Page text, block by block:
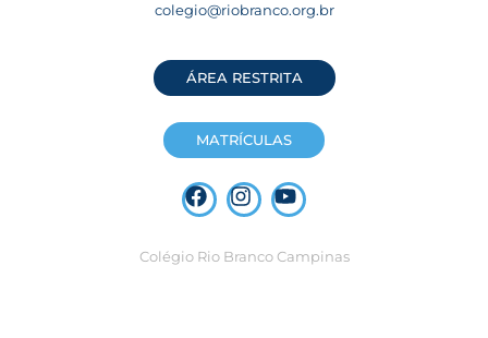
colegio@riobranco.org.br
ÁREA RESTRITA
MATRÍCULAS
Colégio Rio Branco Campinas